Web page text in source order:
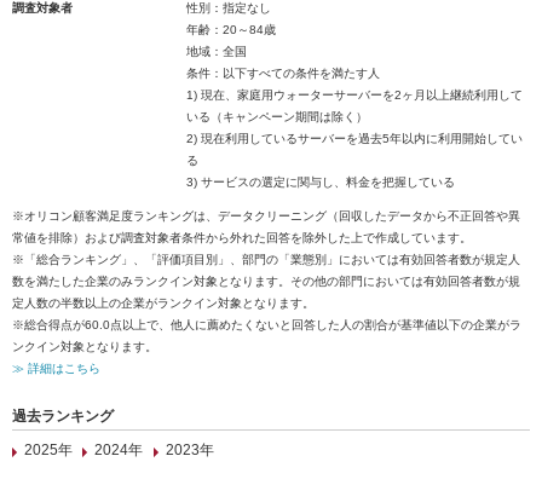
調査対象者
性別：指定なし
年齢：20～84歳
地域：全国
条件：以下すべての条件を満たす人
1) 現在、家庭用ウォーターサーバーを2ヶ月以上継続利用して
いる（キャンペーン期間は除く）
2) 現在利用しているサーバーを過去5年以内に利用開始してい
る
3) サービスの選定に関与し、料金を把握している
※オリコン顧客満足度ランキングは、データクリーニング（回収したデータから不正回答や異
常値を排除）および調査対象者条件から外れた回答を除外した上で作成しています。
※「総合ランキング」、「評価項目別」、部門の「業態別」においては有効回答者数が規定人
数を満たした企業のみランクイン対象となります。その他の部門においては有効回答者数が規
定人数の半数以上の企業がランクイン対象となります。
※総合得点が60.0点以上で、他人に薦めたくないと回答した人の割合が基準値以下の企業がラ
ンクイン対象となります。
≫ 詳細はこちら
過去ランキング
2025年
2024年 2023年